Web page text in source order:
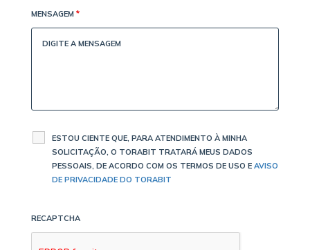
MENSAGEM *
ESTOU CIENTE QUE, PARA ATENDIMENTO À MINHA
SOLICITAÇÃO, O TORABIT TRATARÁ MEUS DADOS
PESSOAIS, DE ACORDO COM OS TERMOS DE USO E AVISO
DE PRIVACIDADE DO TORABIT
RECAPTCHA